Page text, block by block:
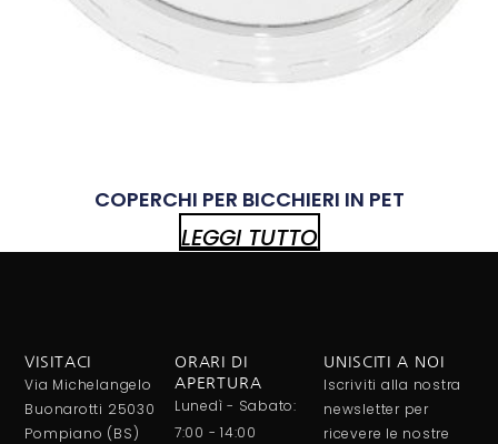
COPERCHI PER BICCHIERI IN PET
LEGGI TUTTO
VISITACI
Via Michelangelo
Buonarotti 25030
Pompiano (BS)
ORARI DI
APERTURA
Lunedì - Sabato:
7:00 - 14:00
UNISCITI A NOI
Iscriviti alla nostra
newsletter per
ricevere le nostre